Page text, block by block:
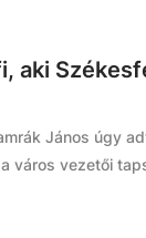
aki
János úgy
város vezetői